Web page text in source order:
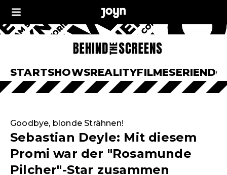
STARTSHOWSREALITYFILMESERIEN
Goodbye, blonde Strähnen!
Sebastian Deyle: Mit diesem
Promi war der "Rosamunde
Pilcher"-Star zusammen